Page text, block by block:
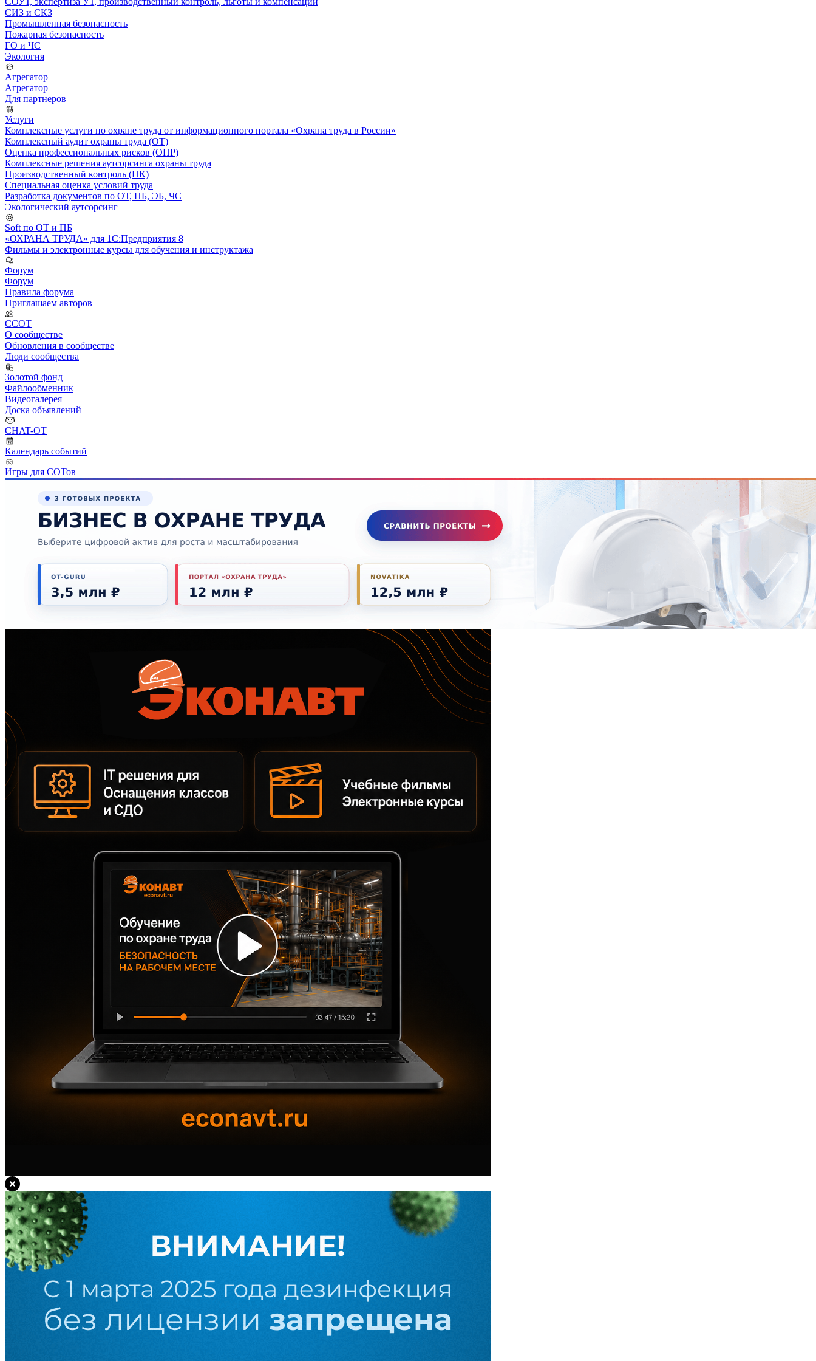
СИЗ и СКЗ
Промышленная безопасность
Пожарная безопасность
ГО и ЧС
Экология
Агрегатор
Агрегатор
Для партнеров
Услуги
Комплексные услуги по охране труда от информационного портала «Охрана труда в России»
Комплексный аудит охраны труда (ОТ)
Оценка профессиональных рисков (ОПР)
Комплексные решения аутсорсинга охраны труда
Производственный контроль (ПК)
Специальная оценка условий труда
Разработка документов по ОТ, ПБ, ЭБ, ЧС
Экологический аутсорсинг
Soft по ОТ и ПБ
«ОХРАНА ТРУДА» для 1С:Предприятия 8
Фильмы и электронные курсы для обучения и инструктажа
Форум
Форум
Правила форума
Приглашаем авторов
ССОТ
О сообществе
Обновления в сообществе
Люди сообщества
Золотой фонд
Файлообменник
Видеогалерея
Доска объявлений
CHAT-OT
Календарь событий
Игры для СОТов